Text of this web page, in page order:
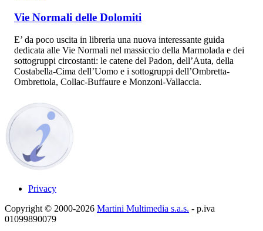
Vie Normali delle Dolomiti
E’ da poco uscita in libreria una nuova interessante guida
dedicata alle Vie Normali nel massiccio della Marmolada e dei
sottogruppi circostanti: le catene del Padon, dell’Auta, della
Costabella-Cima dell’Uomo e i sottogruppi dell’Ombretta-
Ombrettola, Collac-Buffaure e Monzoni-Vallaccia.
Privacy
Copyright © 2000-2026 Martini Multimedia s.a.s. - p.iva
01099890079